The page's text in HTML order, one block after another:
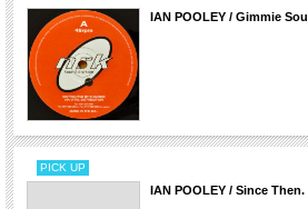
IAN POOLEY / Gimmie
PICK UP
IAN POOLEY / Since Then.